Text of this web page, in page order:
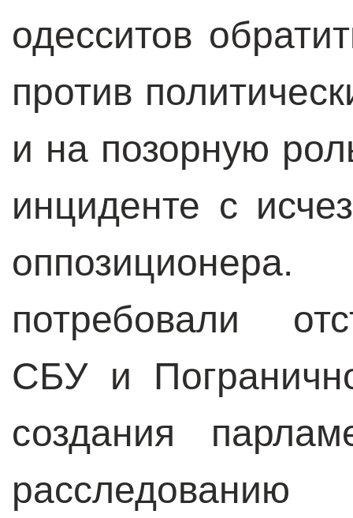
одесситов
против
и на позорную
инциденте с
потребовали
СБУ и
создания